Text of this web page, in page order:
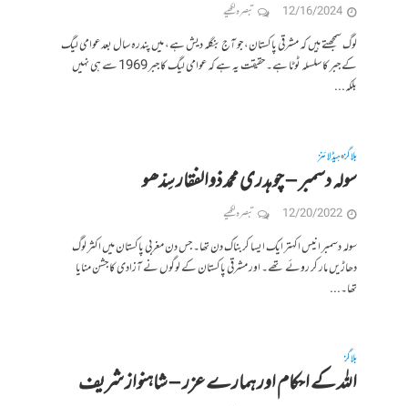
12/16/2024 تبصرہ لکھیے
لوگ سمجھتے ہیں کہ مشرقی پاکستان، جو آج بنگلہ دیش ہے، میں پندرہ سال بعد عوامی لیگ
کے جبر کا سلسلہ ٹوٹا ہے۔ حقیقت یہ ہے کہ عوامی لیگ کا جبر 1969 سے ہی نہیں
بلکہ...
بلاگز•ہیڈلائنز
سولہ دسمبر – چوہدری محمد ذوالفقار سِدّھو
12/20/2022 تبصرہ لکھیے
سولہ دسمبر انیس اکہتر ایک ایسا کربناک دن تھا۔ جس دن مغربی پاکستان میں اکثر لوگ
دھاڑیں مار کر روئے تھے۔ اور مشرقی پاکستان کے لوگوں نے آزادی کا جشن منایا
تھا۔...
بلاگز
اللہ کے احکام اور ہمارے عزر‎‎ – شاہنواز شریف